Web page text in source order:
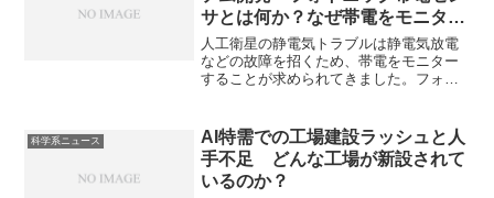
サとは何か？なぜ帯電をモニター
することが重要なのか？
人工衛星の静電気トラブルは静電気放電
などの故障を招くため、帯電をモニター
することが求められてきました。フォト
するのかを知ることができます。
科学系ニュース
AI特需での工場建設ラッシュと人
手不足 どんな工場が新設されて
いるのか？